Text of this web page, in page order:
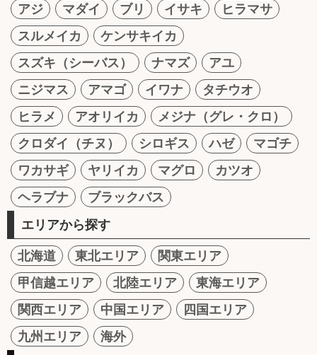
アジ マダイ ブリ イサキ
ヒラマサ
スルメイカ
ケンサキイカ
スズキ（シーバス）
ナマズ
アユ
ニジマス
アマゴ イワナ
タチウオ
ヒラメ
アオリイカ
メジナ（グレ・クロ）
クロダイ（チヌ）
シロギス ハゼ
マゴチ
ワカサギ
ヤリイカ マグロ
カツオ
ヘラブナ
ブラックバス
エリアから探す
北海道 東北エリア
関東エリア
甲信越エリア
北陸エリア
東海エリア
関西エリア
中国エリア
四国エリア
九州エリア
海外